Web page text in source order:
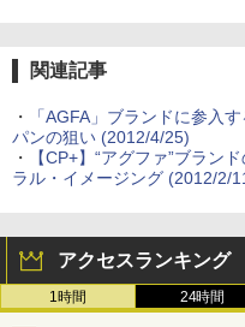
関連記事
・
「AGFA」ブランドに参入
パンの狙い (2012/4/25)
・
【CP+】“アグファ”ブラン
ラル・イメージング (2012/2/
アクセスランキング
1時間 24時間